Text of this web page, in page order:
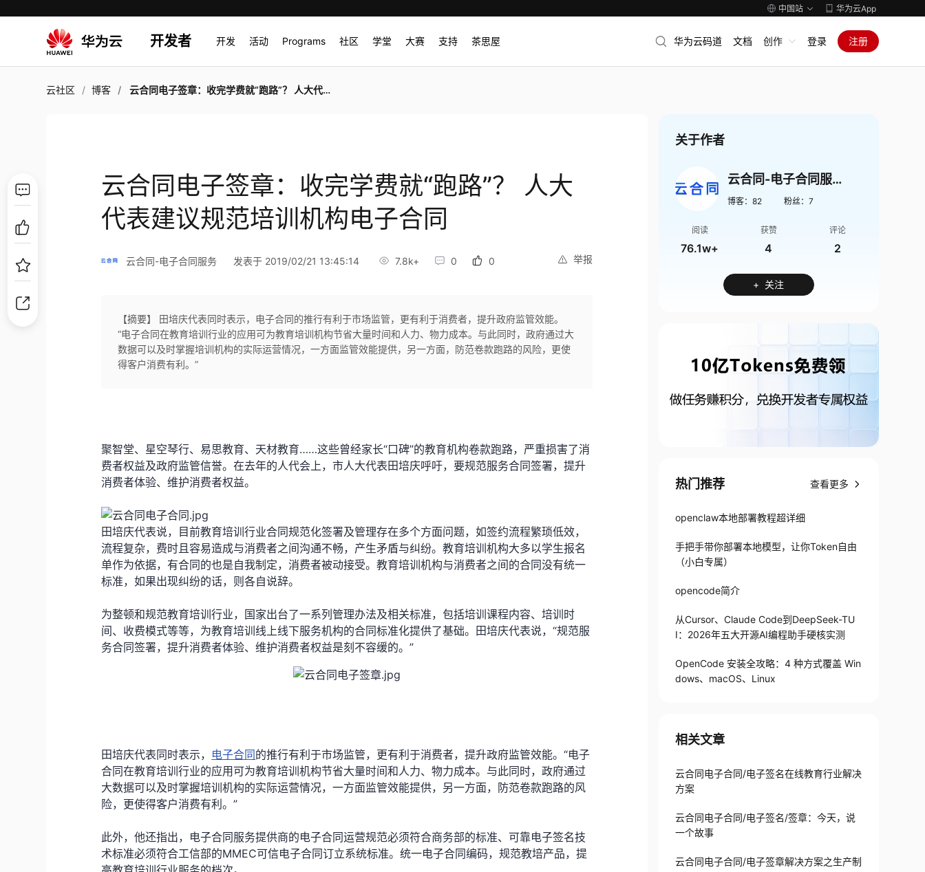
中国站 华为云App
开发者 开发 活动 Programs 社区 学堂 大赛 支持 茶思屋 华为云码道 文档 创作 登录 注册
云社区 博客 云合同电子签章：收完学费就“跑路”？ 人大代表建议规范培训机构电子合同
云合同电子签章：收完学费就“跑路”？ 人大
代表建议规范培训机构电子合同
举报
云合同-电子合同服务 发表于 2019/02/21 13:45:14 7.8k+ 0 0
【摘要】 田培庆代表同时表示，电子合同的推行有利于市场监管，更有利于消费者，提升政府监管效能。
“电子合同在教育培训行业的应用可为教育培训机构节省大量时间和人力、物力成本。与此同时，政府通过大
数据可以及时掌握培训机构的实际运营情况，一方面监管效能提供，另一方面，防范卷款跑路的风险，更使
得客户消费有利。”
聚智堂、星空琴行、易思教育、天材教育……这些曾经家长“口碑”的教育机构卷款跑路，严重损害了消
费者权益及政府监管信誉。在去年的人代会上，市人大代表田培庆呼吁，要规范服务合同签署，提升
消费者体验、维护消费者权益。
田培庆代表说，目前教育培训行业合同规范化签署及管理存在多个方面问题，如签约流程繁琐低效，
流程复杂，费时且容易造成与消费者之间沟通不畅，产生矛盾与纠纷。教育培训机构大多以学生报名
单作为依据，有合同的也是自我制定，消费者被动接受。教育培训机构与消费者之间的合同没有统一
标准，如果出现纠纷的话，则各自说辞。
为整顿和规范教育培训行业，国家出台了一系列管理办法及相关标准，包括培训课程内容、培训时
间、收费模式等等，为教育培训线上线下服务机构的合同标准化提供了基础。田培庆代表说，“规范服
务合同签署，提升消费者体验、维护消费者权益是刻不容缓的。”
田培庆代表同时表示， 电子合同的推行有利于市场监管，更有利于消费者，提升政府监管效能。“电子
合同在教育培训行业的应用可为教育培训机构节省大量时间和人力、物力成本。与此同时，政府通过
大数据可以及时掌握培训机构的实际运营情况，一方面监管效能提供，另一方面，防范卷款跑路的风
险，更使得客户消费有利。”
此外，他还指出，电子合同服务提供商的电子合同运营规范必须符合商务部的标准、可靠电子签名技
术标准必须符合工信部的MMEC可信电子合同订立系统标准。统一电子合同编码，规范教培产品，提
关于作者
云合同-电子合同服务
博客： 82 粉丝： 7
阅读
76.1w+
获赞
4
评论
2
+ 关注
热门推荐 查看更多
openclaw本地部署教程超详细
手把手带你部署本地模型，让你Token自由
（小白专属）
opencode简介
从Cursor、Claude Code到DeepSeek-TU
I：2026年五大开源AI编程助手硬核实测
OpenCode 安装全攻略：4 种方式覆盖 Win
dows、macOS、Linux
相关文章
云合同电子合同/电子签名在线教育行业解决
方案
云合同电子合同/电子签名/签章：今天，说
一个故事
云合同电子合同/电子签章解决方案之生产制